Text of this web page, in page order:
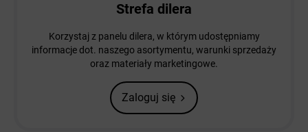
Strefa dilera
Korzystaj z panelu dilera, w którym udostępniamy
informacje dot. naszego asortymentu, warunki sprzedaży
oraz materiały marketingowe.
Zaloguj się